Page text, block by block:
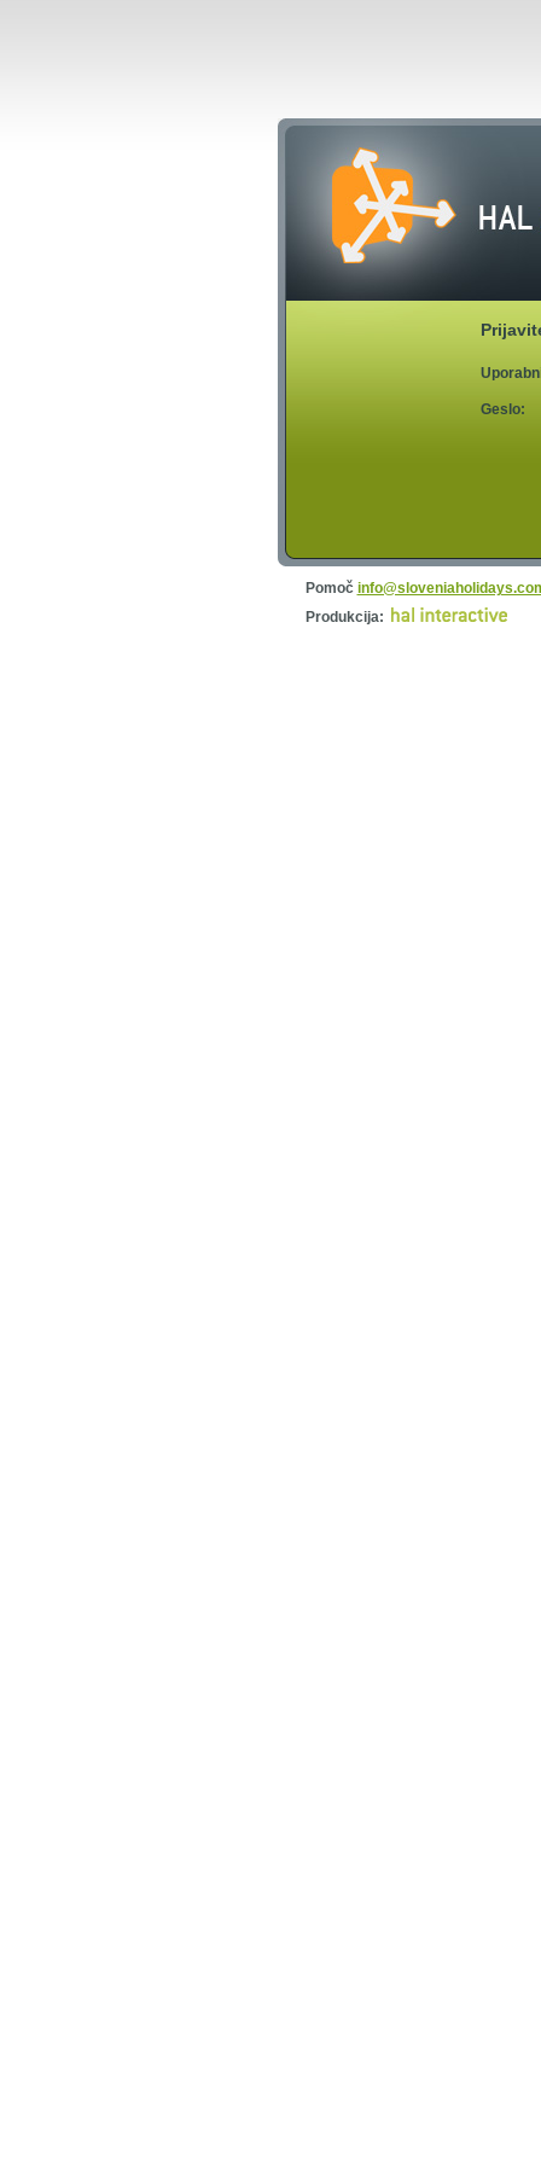
Hal CMS 4.0
Geslo:
Pomoč
Produkcija: